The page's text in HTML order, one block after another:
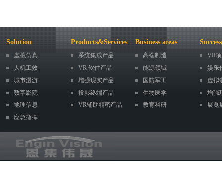
Solution
虚拟仿真
人机工效
城市漫游
数字影院
地理信息
应急指挥
Products&Services
系统集成产品
VR 软件产品
增强现实产品
投影终端产品
VR辅助精密产品
Business areas
高端制造
能源领域
国防军工
生物医学
教育科研
VR
娱乐
虚拟
增强
展览